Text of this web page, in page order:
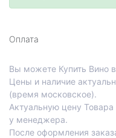
Технопарк
Оплата
Вы можете Купить Вино
Цены и наличие
(время московское).
Актуальную цену
у менеджера.
После оформления